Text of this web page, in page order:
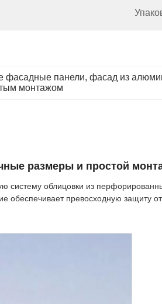
фасадные панели, фасад из
монтажом
размеры и простой
облицовки из
обеспечивает превосходную